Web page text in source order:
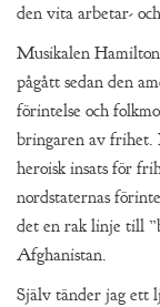
den vita arbetar-
Musikalen
pågått sedan den
förintelse och
bringaren av frihet.
heroisk insats för
nordstaternas
det en rak linje till
Afghanistan.
Själv tänder jag ett